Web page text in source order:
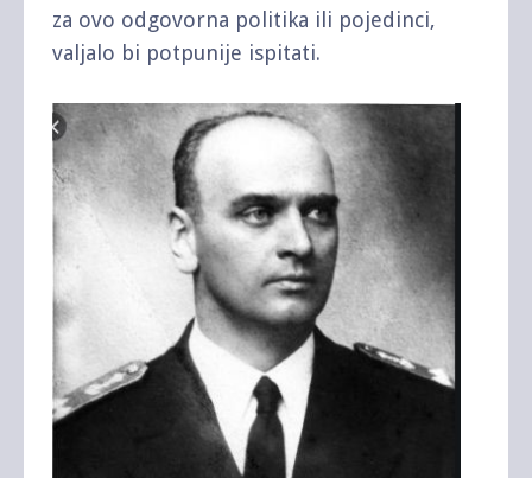
za ovo odgovorna politika ili pojedinci,
valjalo bi potpunije ispitati.